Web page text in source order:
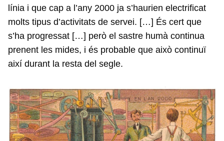
línia i que cap a l’any 2000 ja s’haurien electrificat
molts tipus d’activitats de servei. […] És cert que
s’ha progressat […] però el sastre humà continua
prenent les mides, i és probable que això continuï
així durant la resta del segle.